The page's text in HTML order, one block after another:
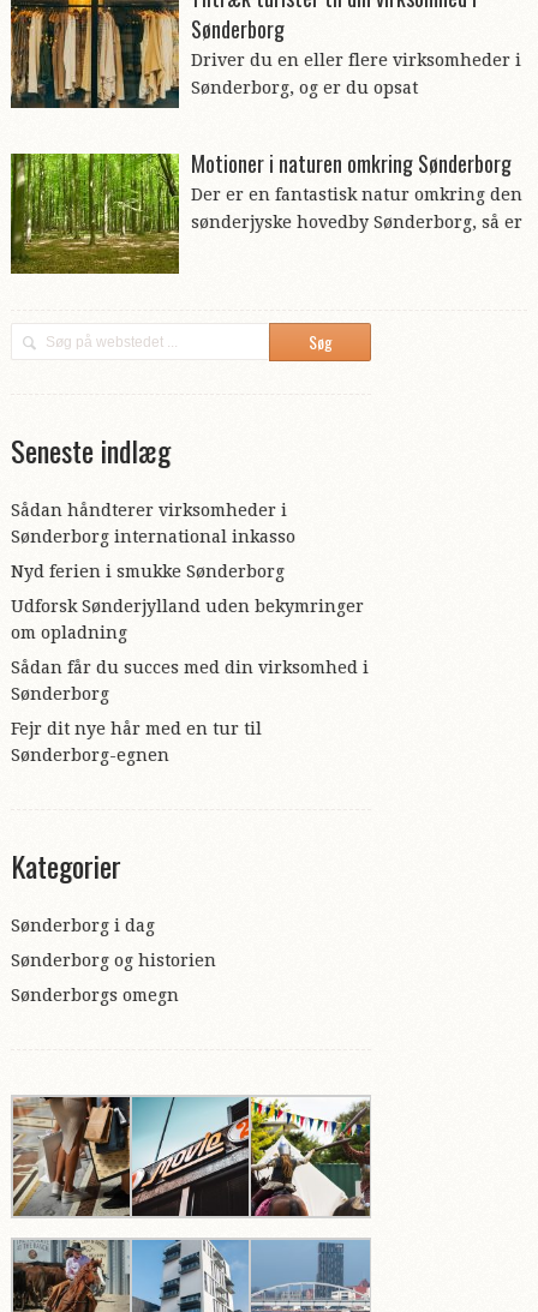
Sønderborg
Driver du en eller flere virksomheder i
Sønderborg, og er du opsat
Motioner i naturen omkring Sønderborg
Der er en fantastisk natur omkring den
sønderjyske hovedby Sønderborg, så er
Seneste indlæg
Sådan håndterer virksomheder i
Sønderborg international inkasso
Nyd ferien i smukke Sønderborg
Udforsk Sønderjylland uden bekymringer
om opladning
Sådan får du succes med din virksomhed i
Sønderborg
Fejr dit nye hår med en tur til
Sønderborg-egnen
Kategorier
Sønderborg i dag
Sønderborg og historien
Sønderborgs omegn